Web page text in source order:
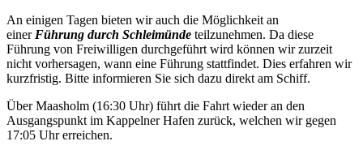
An einigen Tagen bieten wir auch die Möglichkeit an
einer Führung durch Schleimünde teilzunehmen. Da diese
Führung von Freiwilligen durchgeführt wird können wir zurzeit
nicht vorhersagen, wann eine Führung stattfindet. Dies erfahren wir
kurzfristig. Bitte informieren Sie sich dazu direkt am Schiff.
Über Maasholm (16:30 Uhr) führt die Fahrt wieder an den
Ausgangspunkt im Kappelner Hafen zurück, welchen wir gegen
17:05 Uhr erreichen.